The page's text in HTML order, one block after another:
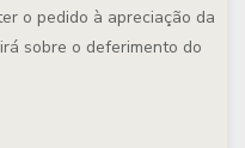
o pedido à apreciação da
sobre o deferimento do